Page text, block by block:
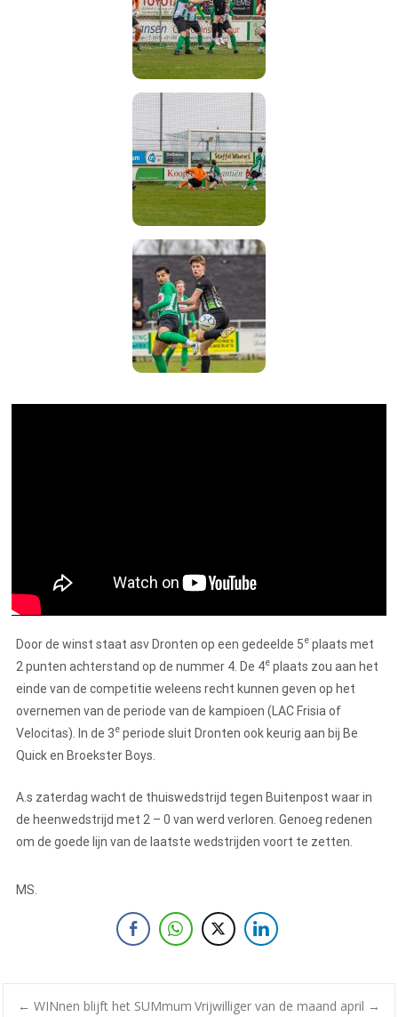
Door de winst staat asv Dronten op een gedeelde 5e plaats met
2 punten achterstand op de nummer 4. De 4e plaats zou aan het
einde van de competitie weleens recht kunnen geven op het
overnemen van de periode van de kampioen (LAC Frisia of
Velocitas). In de 3e periode sluit Dronten ook keurig aan bij Be
Quick en Broekster Boys.
A.s zaterdag wacht de thuiswedstrijd tegen Buitenpost waar in
de heenwedstrijd met 2 – 0 van werd verloren. Genoeg redenen
om de goede lijn van de laatste wedstrijden voort te zetten.
MS.
← WINnen blijft het SUMmum Vrijwilliger van de maand april →